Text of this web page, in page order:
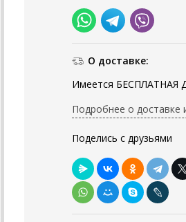
О доставке:
Имеется БЕСПЛАТНАЯ
Подробнее о доставке
Поделись с друзьями